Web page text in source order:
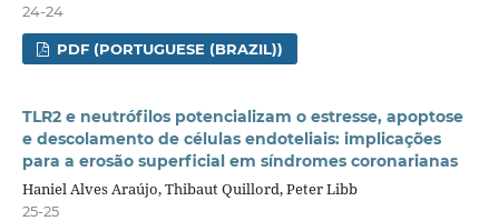
24-24
PDF (PORTUGUESE (BRAZIL))
TLR2 e neutrófilos potencializam o estresse, apoptose
e descolamento de células endoteliais: implicações
para a erosão superficial em síndromes coronarianas
Haniel Alves Araújo, Thibaut Quillord, Peter Libb
25-25